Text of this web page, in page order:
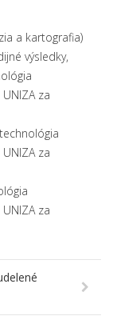
a kartografia)
výsledky,
UNIZA za
UNIZA za
UNIZA za